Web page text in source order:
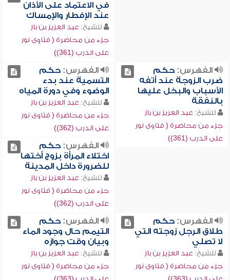
في الاعتماد على الأذان
عند الإفطار والإمساك
للشيخ: عبد العزيز بن باز
جزء من محاضرة ( فتاوى نور
على الدرب (361))
الفهرس:حكم
ضرب الزوجة عند أتفه
الأسباب والبخل عليها
بالنفقة
للشيخ: عبد العزيز بن باز
جزء من محاضرة ( فتاوى نور
على الدرب (361))
الفهرس:حكم
التسمية عند بدء
الوضوء وفي دورة المياه
للشيخ: عبد العزيز بن باز
جزء من محاضرة ( فتاوى نور
على الدرب (362))
الفهرس:حكم
اختلاء المرأة بزوج أختها
للضرورة داخل المدينة
للشيخ: عبد العزيز بن باز
جزء من محاضرة ( فتاوى نور
على الدرب (362))
الفهرس:حكم
طلاق الرجل زوجته التي
لا تصلي
للشيخ: عبد العزيز بن باز
جزء من محاضرة ( فتاوى نور
الفهرس:حكم
التيمم حال وجود الماء
وبيان وقت جوازه
للشيخ: عبد العزيز بن باز
جزء من محاضرة ( فتاوى نور